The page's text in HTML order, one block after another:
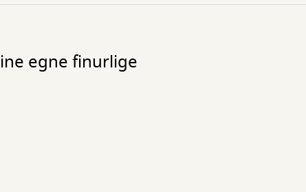
egne finurlige